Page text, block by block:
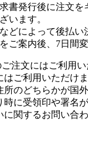
書発行後に注文
います。
どによって後払
ご案内後、7日間
注文にはご利用い
ご利用いただけま
のどちらかが国
に受領印や署名
関するお問い合